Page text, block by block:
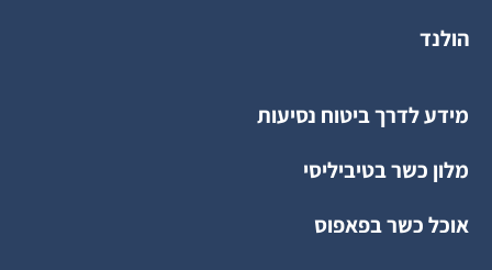
הולנד
מידע לדרך ביטוח נסיעות
מלון כשר בטיביליסי
אוכל כשר בפאפוס